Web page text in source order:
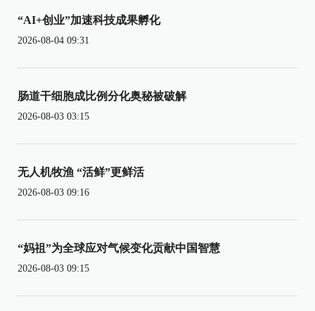
“AI+创业”加速科技成果孵化
2026-08-04 09:31
肠道干细胞成比例分化奥秘被破解
2026-08-03 03:15
无人机牧渔 “活鲜”更鲜活
2026-08-03 09:16
“妈祖”为全球应对气候变化贡献中国智慧
2026-08-03 09:15